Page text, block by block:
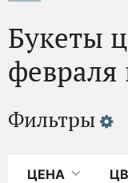
Букеты
Фильтры
ЦЕНА